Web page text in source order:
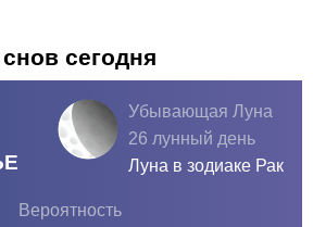
сегодня
Убывающая Луна
26 лунный день
Луна в зодиаке Рак
Вероятность